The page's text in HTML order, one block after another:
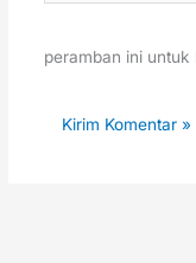
peramban ini